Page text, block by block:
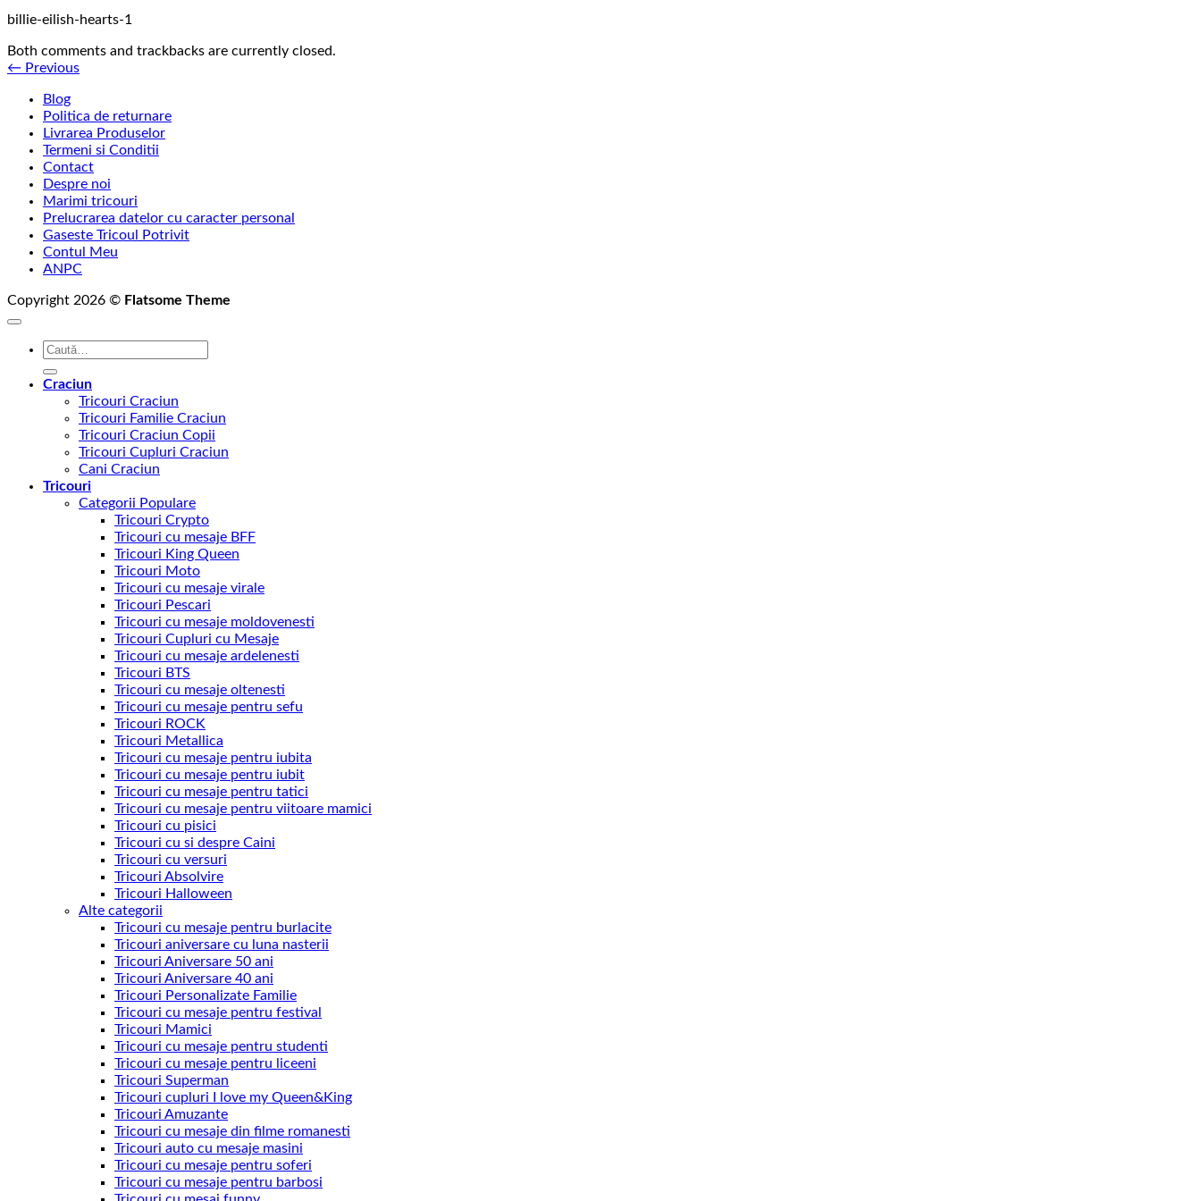
billie-eilish-hearts-1
Both comments and trackbacks are currently closed.
← Previous
Blog
Politica de returnare
Livrarea Produselor
Termeni si Conditii
Contact
Despre noi
Marimi tricouri
Prelucrarea datelor cu caracter personal
Gaseste Tricoul Potrivit
Contul Meu
ANPC
Copyright 2026 © Flatsome Theme
Caută
Craciun
Tricouri Craciun
Tricouri Familie Craciun
Tricouri Craciun Copii
Tricouri Cupluri Craciun
Cani Craciun
Tricouri
Categorii Populare
Tricouri Crypto
Tricouri cu mesaje BFF
Tricouri King Queen
Tricouri Moto
Tricouri cu mesaje virale
Tricouri Pescari
Tricouri cu mesaje moldovenesti
Tricouri Cupluri cu Mesaje
Tricouri cu mesaje ardelenesti
Tricouri BTS
Tricouri cu mesaje oltenesti
Tricouri cu mesaje pentru sefu
Tricouri ROCK
Tricouri Metallica
Tricouri cu mesaje pentru iubita
Tricouri cu mesaje pentru iubit
Tricouri cu mesaje pentru tatici
Tricouri cu mesaje pentru viitoare mamici
Tricouri cu pisici
Tricouri cu si despre Caini
Tricouri cu versuri
Tricouri Absolvire
Tricouri Halloween
Alte categorii
Tricouri cu mesaje pentru burlacite
Tricouri aniversare cu luna nasterii
Tricouri Aniversare 50 ani
Tricouri Aniversare 40 ani
Tricouri Personalizate Familie
Tricouri cu mesaje pentru festival
Tricouri Mamici
Tricouri cu mesaje pentru studenti
Tricouri cu mesaje pentru liceeni
Tricouri Superman
Tricouri cupluri I love my Queen&King
Tricouri Amuzante
Tricouri cu mesaje din filme romanesti
Tricouri auto cu mesaje masini
Tricouri cu mesaje pentru soferi
Tricouri cu mesaje pentru barbosi